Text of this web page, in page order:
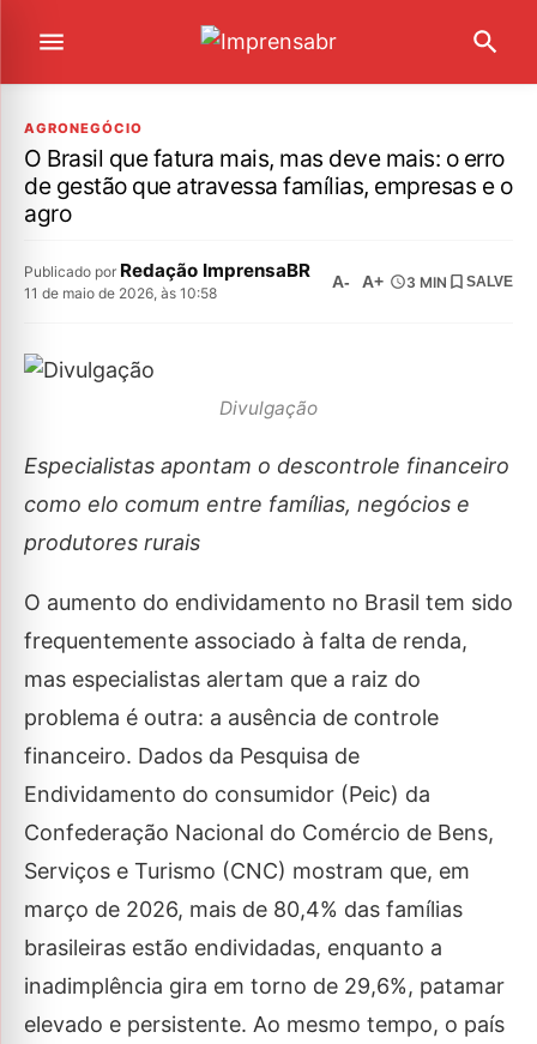
AGRONEGÓCIO
O Brasil que fatura mais, mas deve mais: o erro
de gestão que atravessa famílias, empresas e o
agro
Publicado por Redação ImprensaBR
11 de maio de 2026, às 10:58
A- A+ 3 MIN SALVE
Divulgação
Especialistas apontam o descontrole financeiro
como elo comum entre famílias, negócios e
produtores rurais
O aumento do endividamento no Brasil tem sido
frequentemente associado à falta de renda,
mas especialistas alertam que a raiz do
problema é outra: a ausência de controle
financeiro. Dados da Pesquisa de
Endividamento do consumidor (Peic) da
Confederação Nacional do Comércio de Bens,
Serviços e Turismo (CNC) mostram que, em
março de 2026, mais de 80,4% das famílias
brasileiras estão endividadas, enquanto a
inadimplência gira em torno de 29,6%, patamar
elevado e persistente. Ao mesmo tempo, o país